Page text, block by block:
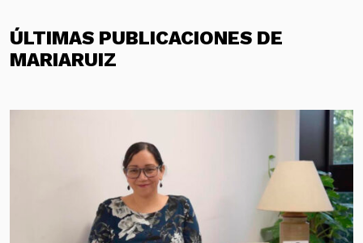
ÚLTIMAS PUBLICACIONES DE
MARIARUIZ